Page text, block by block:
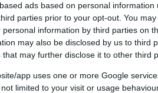
ads based on personal information
parties prior to your opt-out. You
information by third parties on
may also be disclosed by us to third
that may further disclose it to other third
app uses one or more Google
limited to your visit or usage